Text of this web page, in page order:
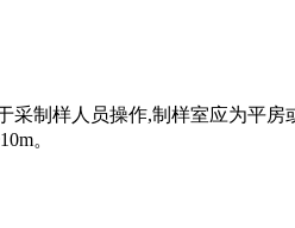
制样人员操作,制样室应为平
。